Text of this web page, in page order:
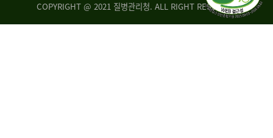
COPYRIGHT @ 2021 질병관리청. ALL RIGHT RESERVED